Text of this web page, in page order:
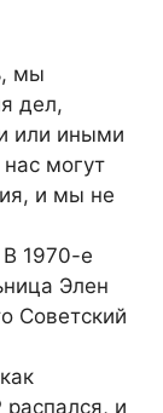
мы
дел,
или иными
могут
и мы не
В 1970-е
Элен
Советский
и